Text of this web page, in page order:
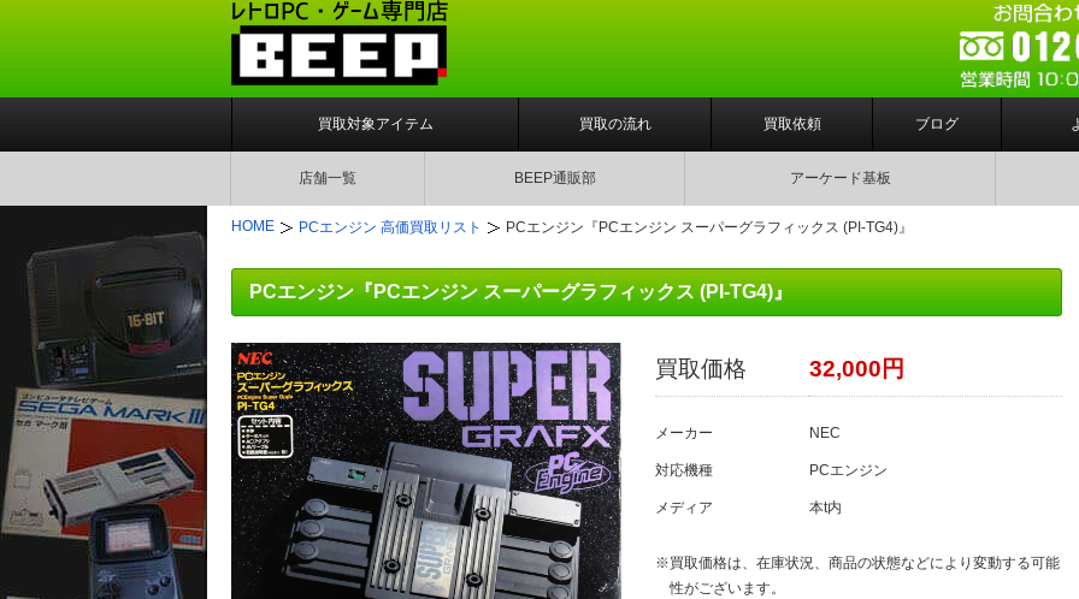
買取対象アイテム 買取の流れ 買取依頼 ブログ
店舗一覧 BEEP通販部 アーケード基板
HOME PCエンジン 高価買取リスト PCエンジン『PCエンジン スーパーグラフィックス (PI-TG4)』
PCエンジン『PCエンジン スーパーグラフィックス (PI-TG4)』
買取価格 32,000円
メーカー NEC
対応機種 PCエンジン
メディア 本t内
※買取価格は、在庫状況、商品の状態などにより変動する可能
性がございます。